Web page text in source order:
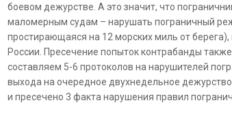
боевом дежурстве. А это значит, что
маломерным судам – нарушать пограничный
простирающаяся на 12 морских миль от
России. Пресечение попыток контрабанды
составляем 5-6 протоколов на нарушителей
выхода на очередное двухнедельное
и пресечено 3 факта нарушения правил